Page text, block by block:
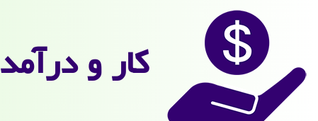
كار و درآمد